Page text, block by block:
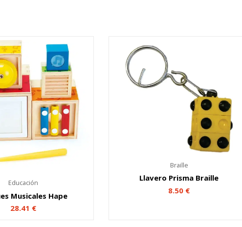
Educación
Musicales Hape
28.41 €
Braille
Llavero Prisma Braille
8.50 €